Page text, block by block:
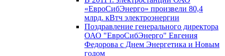
«ЕвроСибЭнерго» произвели 80,4
млрд. кВтч электроэнергии
Поздравление генерального директора
ОАО "ЕвроСибЭнерго" Евгения
Федорова с Днем Энергетика и Новым
годом